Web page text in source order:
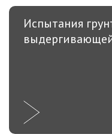
Испытания